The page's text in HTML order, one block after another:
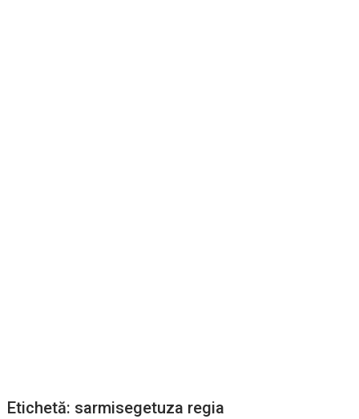
Etichetă: sarmisegetuza regia